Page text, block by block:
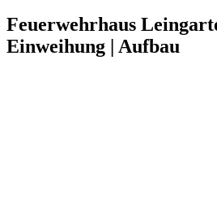
Feuerwehrhaus
Einweihung | Aufbau